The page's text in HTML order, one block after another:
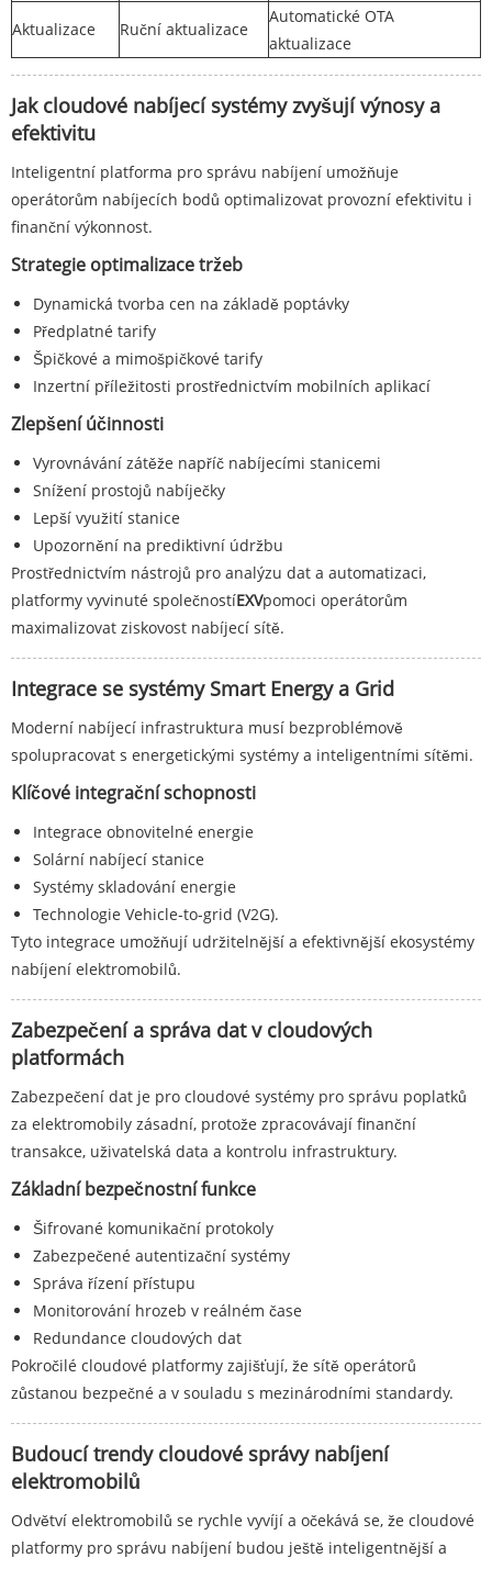
Aktualizace Ruční aktualizace
Automatické OTA
aktualizace
Jak cloudové nabíjecí systémy zvyšují výnosy a
efektivitu
Inteligentní platforma pro správu nabíjení umožňuje
operátorům nabíjecích bodů optimalizovat provozní efektivitu i
finanční výkonnost.
Strategie optimalizace tržeb
Dynamická tvorba cen na základě poptávky
Předplatné tarify
Špičkové a mimošpičkové tarify
Inzertní příležitosti prostřednictvím mobilních aplikací
Zlepšení účinnosti
Vyrovnávání zátěže napříč nabíjecími stanicemi
Snížení prostojů nabíječky
Lepší využití stanice
Upozornění na prediktivní údržbu
Prostřednictvím nástrojů pro analýzu dat a automatizaci,
platformy vyvinuté společnostíEXVpomoci operátorům
maximalizovat ziskovost nabíjecí sítě.
Integrace se systémy Smart Energy a Grid
Moderní nabíjecí infrastruktura musí bezproblémově
spolupracovat s energetickými systémy a inteligentními sítěmi.
Klíčové integrační schopnosti
Integrace obnovitelné energie
Solární nabíjecí stanice
Systémy skladování energie
Technologie Vehicle-to-grid (V2G).
Tyto integrace umožňují udržitelnější a efektivnější ekosystémy
nabíjení elektromobilů.
Zabezpečení a správa dat v cloudových
platformách
Zabezpečení dat je pro cloudové systémy pro správu poplatků
za elektromobily zásadní, protože zpracovávají finanční
transakce, uživatelská data a kontrolu infrastruktury.
Základní bezpečnostní funkce
Šifrované komunikační protokoly
Zabezpečené autentizační systémy
Správa řízení přístupu
Monitorování hrozeb v reálném čase
Redundance cloudových dat
Pokročilé cloudové platformy zajišťují, že sítě operátorů
zůstanou bezpečné a v souladu s mezinárodními standardy.
Budoucí trendy cloudové správy nabíjení
elektromobilů
Odvětví elektromobilů se rychle vyvíjí a očekává se, že cloudové
platformy pro správu nabíjení budou ještě inteligentnější a